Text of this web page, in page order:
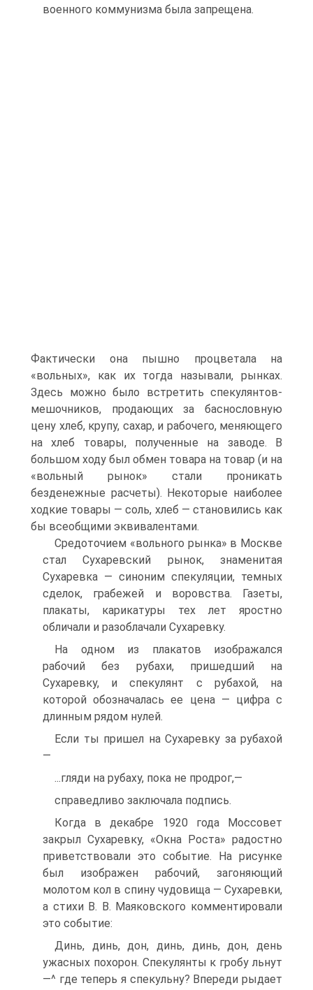
военного коммунизма была запрещена.
Фактически она пышно процветала на
«вольных», как их тогда называли, рынках.
Здесь можно было встретить спекулянтов-
мешочников, продающих за баснословную
цену хлеб, крупу, сахар, и рабочего, меняющего
на хлеб товары, полученные на заводе. В
большом ходу был обмен товара на товар (и на
«вольный рынок» стали проникать
безденежные расчеты). Некоторые наиболее
ходкие товары — соль, хлеб — становились как
бы всеобщими эквивалентами.
Средоточием «вольного рынка» в Москве
стал Сухаревский рынок, знаменитая
Сухаревка — синоним спекуляции, темных
сделок, грабежей и воровства. Газеты,
плакаты, карикатуры тех лет яростно
обличали и разоблачали Сухаревку.
На одном из плакатов изображался
рабочий без рубахи, пришедший на
Сухаревку, и спекулянт с рубахой, на
которой обозначалась ее цена — цифра с
длинным рядом нулей.
Если ты пришел на Сухаревку за рубахой
—
...гляди на рубаху, пока не продрог,—
справедливо заключала подпись.
Когда в декабре 1920 года Моссовет
закрыл Сухаревку, «Окна Роста» радостно
приветствовали это событие. На рисунке
был изображен рабочий, загоняющий
молотом кол в спину чудовища — Сухаревки,
а стихи В. В. Маяковского комментировали
это событие:
Динь, динь, дон, динь, динь, дон, день
ужасных похорон. Спекулянты к гробу льнут
—^ где теперь я спекульну? Впереди рыдает